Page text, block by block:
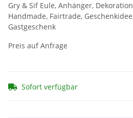
Gry & Sif Eule, Anhänger,
Handmade, Fairtrade,
Gastgeschenk
Preis auf Anfrage
Sofort verfügbar